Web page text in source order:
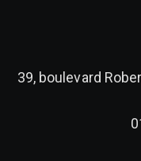
39, boulevard